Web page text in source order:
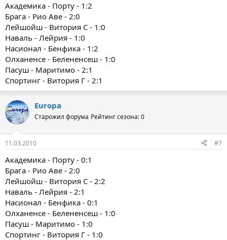
Академика - Порту - 1:2
Брага - Рио Аве - 2:0
Лейшойш - Витория С - 1:0
Наваль - Лейрия - 1:0
Насионал - Бенфика - 1:2
Олханенсе - Белененсеш - 1:0
Пасуш - Маритимо - 2:1
Спортинг - Витория Г - 2:1
Europa
Старожил форума Рейтинг сезона: 0
11.03.2010 #7
Академика - Порту - 0:1
Брага - Рио Аве - 2:0
Лейшойш - Витория С - 2:2
Наваль - Лейрия - 2:1
Насионал - Бенфика - 0:1
Олханенсе - Белененсеш - 1:0
Пасуш - Маритимо - 1:0
Спортинг - Витория Г - 1:0